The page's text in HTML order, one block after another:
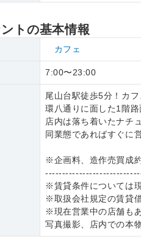
トの基本情報
カフェ
7:00〜23:00
尾山台駅徒歩5分！カフ
環八通りに面した1階
店内は落ち着いたナチ
同業態であればすぐに
※企画料、造作売買成
※賃貸条件については
※取扱会社規定の賃貸
※現在営業中の店舗も
写真撮影、店内での本